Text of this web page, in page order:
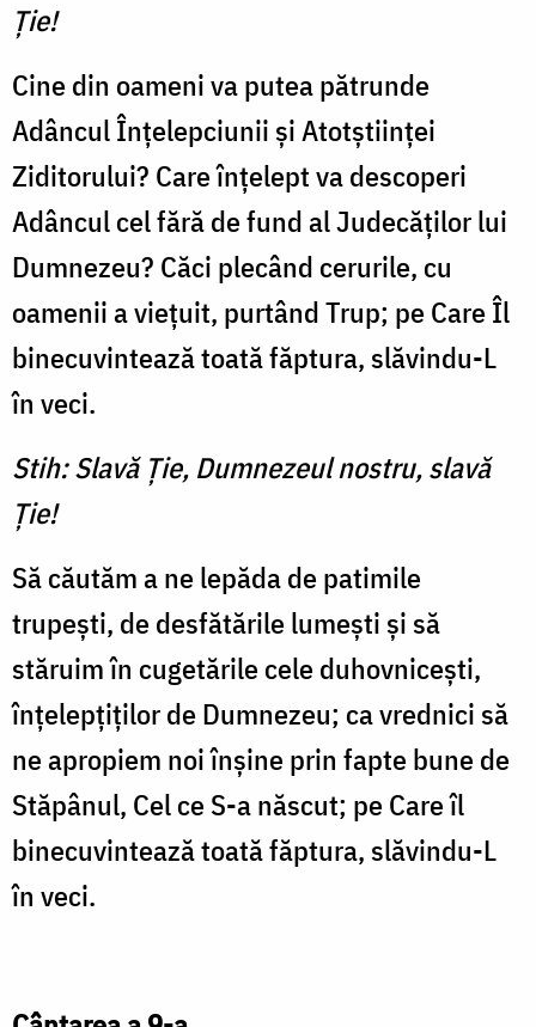
Ţie!
Cine din oameni va putea pătrunde
Adâncul Înţelepciunii şi Atotştiinţei
Ziditorului? Care înţelept va descoperi
Adâncul cel fără de fund al Judecăţilor lui
Dumnezeu? Căci plecând cerurile, cu
oamenii a vieţuit, purtând Trup; pe Care Îl
bine­cuvintează toată făptura, slă­vindu-L
în veci.
Stih: Slavă Ţie, Dumnezeul nostru, slavă
Ţie!
Să căutăm a ne lepăda de patimile
trupeşti, de desfătările lumeşti şi să
stăruim în cuge­tările cele duhovniceşti,
înţelepţiţilor de Dumnezeu; ca vred­nici să
ne apropiem noi înşine prin fapte bune de
Stăpânul, Cel ce S-a născut; pe Care îl
binecuvintează toată făptura, slăvindu-L
în veci.